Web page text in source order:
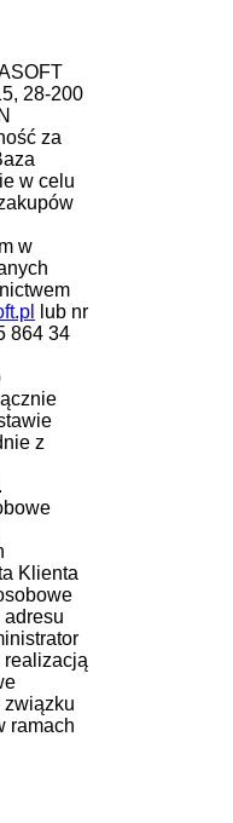
28-200
za
w celu
w
lub nr
864 34
z
Klienta
realizacją
związku
ramach